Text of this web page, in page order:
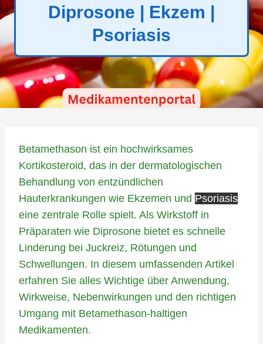
Diprosone | Ekzem |
Psoriasis
Betamethason ist ein hochwirksames
Kortikosteroid, das in der dermatologischen
Behandlung von entzündlichen
Hauterkrankungen wie Ekzemen und Psoriasis
eine zentrale Rolle spielt. Als Wirkstoff in
Präparaten wie Diprosone bietet es schnelle
Linderung bei Juckreiz, Rötungen und
Schwellungen. In diesem umfassenden Artikel
erfahren Sie alles Wichtige über Anwendung,
Wirkweise, Nebenwirkungen und den richtigen
Umgang mit Betamethason-haltigen
Medikamenten.